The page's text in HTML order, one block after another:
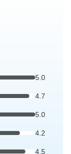
5.0
4.7
5.0
4.2
4.5